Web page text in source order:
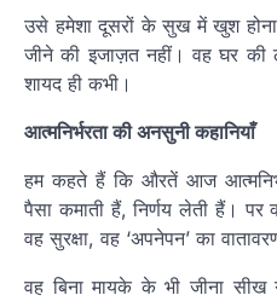
उसे हमेशा दूसरों के सुख में खुश
जीने की इजाज़त नहीं। वह घर की
शायद ही कभी।
आत्मनिर्भरता की अनसुनी कहानियाँ
हम कहते हैं कि औरतें आज
पैसा कमाती हैं, निर्णय लेती हैं।
वह सुरक्षा, वह ‘अपनेपन’ का
वह बिना मायके के भी जीना सीख